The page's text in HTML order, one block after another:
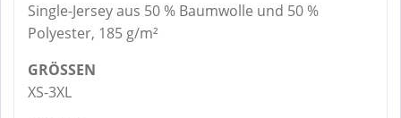
Single-Jersey aus 50 % Baumwolle und 50 %
Polyester, 185 g/m²
GRÖSSEN
XS-3XL